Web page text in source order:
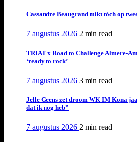
Cassandre Beaugrand mikt tóch op
7 augustus 2026 2 min read
TRIAT x Road to Challenge Almere-
‘ready to rock’
7 augustus 2026 3 min read
Jelle Geens zet droom WK IM Kona
dat ik nog heb”
7 augustus 2026 2 min read